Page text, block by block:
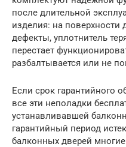
после длительной
изделия: на поверхности
дефекты, уплотнитель
перестает
разбалтывается или не
Если срок гарантийного
все эти неполадки
устанавливавшей
гарантийный период
балконных дверей